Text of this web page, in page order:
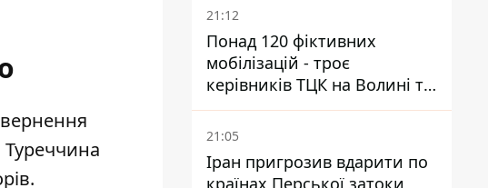
Туреччина
21:12
Понад 120 фіктивних
мобілізацій - троє
керівників ТЦК на Волині та
Буковині отримали підозри
за фейкові звіти
21:05
Іран пригрозив вдарити по
країнах Перської затоки,